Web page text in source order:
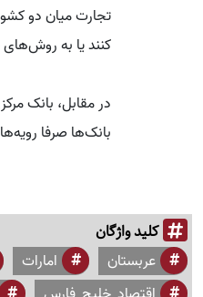
تجارت میان دو
کنند یا به روش‌های
در مقابل، بانک
بانک‌ها صرفا
کلید واژگان
عربستان امارات